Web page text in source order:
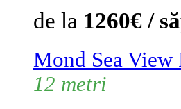
de la 1260€ /
Mond Sea View
12 metri